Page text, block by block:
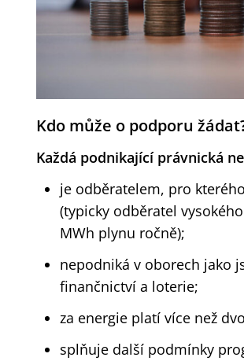
Kdo může o podporu
Každá podnikající právnická
je odběratelem, pro
(typicky odběratel
MWh plynu ročně);
nepodniká v oborech jako
finančnictví a loterie;
za energie platí více než
splňuje další podmínky